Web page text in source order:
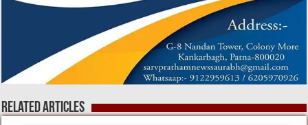
Related Articles